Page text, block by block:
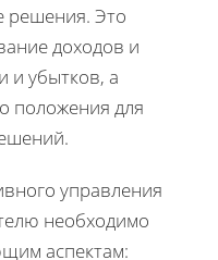
решения. Это
доходов и
и убытков, а
положения для
управления
необходимо
аспектам: